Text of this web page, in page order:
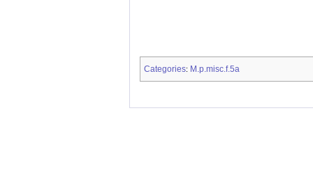
Categories: M.p.misc.f.5a